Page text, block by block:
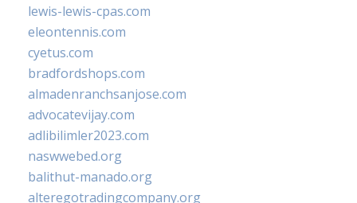
lewis-lewis-cpas.com
eleontennis.com
cyetus.com
bradfordshops.com
almadenranchsanjose.com
advocatevijay.com
adlibilimler2023.com
naswwebed.org
balithut-manado.org
alteregotradingcompany.org